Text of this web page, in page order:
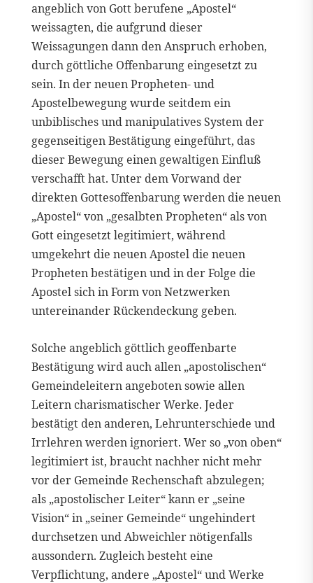
angeblich von Gott berufene „Apostel“
weissagten, die aufgrund dieser
Weissagungen dann den Anspruch erhoben,
durch göttliche Offenbarung eingesetzt zu
sein. In der neuen Propheten- und
Apostelbewegung wurde seitdem ein
unbiblisches und manipulatives System der
gegenseitigen Bestätigung eingeführt, das
dieser Bewegung einen gewaltigen Einfluß
verschafft hat. Unter dem Vorwand der
direkten Gottesoffenbarung werden die neuen
„Apostel“ von „gesalbten Propheten“ als von
Gott eingesetzt legitimiert, während
umgekehrt die neuen Apostel die neuen
Propheten bestätigen und in der Folge die
Apostel sich in Form von Netzwerken
untereinander Rückendeckung geben.
Solche angeblich göttlich geoffenbarte
Bestätigung wird auch allen „apostolischen“
Gemeindeleitern angeboten sowie allen
Leitern charismatischer Werke. Jeder
bestätigt den anderen, Lehrunterschiede und
Irrlehren werden ignoriert. Wer so „von oben“
legitimiert ist, braucht nachher nicht mehr
vor der Gemeinde Rechenschaft abzulegen;
als „apostolischer Leiter“ kann er „seine
Vision“ in „seiner Gemeinde“ ungehindert
durchsetzen und Abweichler nötigenfalls
aussondern. Zugleich besteht eine
Verpflichtung, andere „Apostel“ und Werke